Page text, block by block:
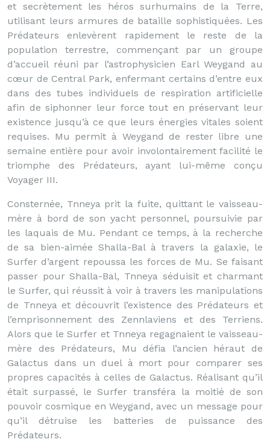
et secrètement les héros surhumains de la Terre,
utilisant leurs armures de bataille sophistiquées. Les
Prédateurs enlevèrent rapidement le reste de la
population terrestre, commençant par un groupe
d’accueil réuni par l’astrophysicien Earl Weygand au
cœur de Central Park, enfermant certains d’entre eux
dans des tubes individuels de respiration artificielle
afin de siphonner leur force tout en préservant leur
existence jusqu’à ce que leurs énergies vitales soient
requises. Mu permit à Weygand de rester libre une
semaine entière pour avoir involontairement facilité le
triomphe des Prédateurs, ayant lui-même conçu
Voyager III.
Consternée, Tnneya prit la fuite, quittant le vaisseau-
mère à bord de son yacht personnel, poursuivie par
les laquais de Mu. Pendant ce temps, à la recherche
de sa bien-aimée Shalla-Bal à travers la galaxie, le
Surfer d’argent repoussa les forces de Mu. Se faisant
passer pour Shalla-Bal, Tnneya séduisit et charmant
le Surfer, qui réussit à voir à travers les manipulations
de Tnneya et découvrit l’existence des Prédateurs et
l’emprisonnement des Zennlaviens et des Terriens.
Alors que le Surfer et Tnneya regagnaient le vaisseau-
mère des Prédateurs, Mu défia l’ancien héraut de
Galactus dans un duel à mort pour comparer ses
propres capacités à celles de Galactus. Réalisant qu’il
était surpassé, le Surfer transféra la moitié de son
pouvoir cosmique en Weygand, avec un message pour
qu’il détruise les batteries de puissance des
Prédateurs.